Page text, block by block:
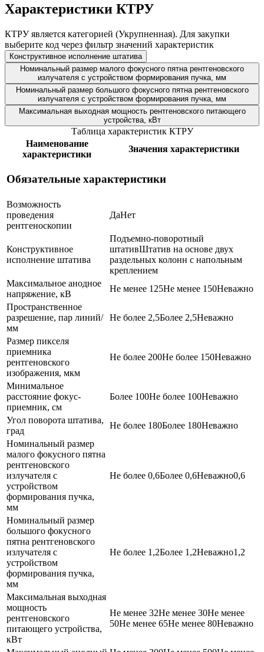
Характеристики КТРУ
КТРУ является категорией (Укрупненная). Для закупки
выберите код через фильтр значений характеристик
Конструктивное исполнение штатива
Номинальный размер малого фокусного пятна рентгеновского
излучателя с устройством формирования пучка, мм
Номинальный размер большого фокусного пятна рентгеновского
излучателя с устройством формирования пучка, мм
Максимальная выходная мощность рентгеновского питающего
устройства, кВт
Таблица характеристик КТРУ
Наименование
характеристики
Значения характеристики
Обязательные характеристики
Возможность
проведения
рентгеноскопии
ДаНет
Конструктивное
исполнение штатива
Подъемно-поворотный
штативШтатив на основе двух
раздельных колонн с напольным
креплением
Максимальное анодное
напряжение, кВ
Не менее 125Не менее 150Неважно
Пространственное
разрешение, пар линий/
мм
Не более 2,5Более 2,5Неважно
Размер пикселя
приемника
рентгеновского
изображения, мкм
Не более 200Не более 150Неважно
Минимальное
расстояние фокус-
приемник, см
Более 100Не более 100Неважно
Угол поворота штатива,
град
Не более 180Более 180Неважно
Номинальный размер
малого фокусного пятна
рентгеновского
излучателя с
устройством
формирования пучка,
мм
Не более 0,6Более 0,6Неважно0,6
Номинальный размер
большого фокусного
пятна рентгеновского
излучателя с
устройством
формирования пучка,
мм
Не более 1,2Более 1,2Неважно1,2
Максимальная выходная
мощность
рентгеновского
питающего устройства,
кВт
Не менее 32Не менее 30Не менее
50Не менее 65Не менее 80Неважно